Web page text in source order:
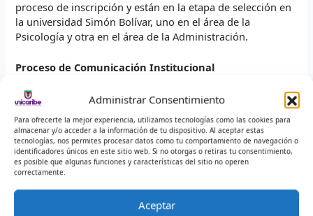
Administrar Consentimiento
Para ofrecerte la mejor experiencia, utilizamos tecnologías como las cookies para
almacenar y/o acceder a la información de tu dispositivo. Al aceptar estas
tecnologías, nos permites procesar datos como tu comportamiento de navegación o
identificadores únicos en este sitio web. Si no otorgas o retiras tu consentimiento,
es posible que algunas funciones y características del sitio no operen
correctamente.
Aceptar
proceso de inscripción y están en la etapa de selección en
la universidad Simón Bolívar, uno en el área de la
Psicología y otra en el área de la Administración.
Proceso de Comunicación Institucional
←Entrada anterior